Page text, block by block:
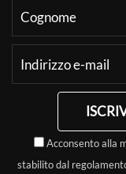
Acconsento alla
stabilito dal